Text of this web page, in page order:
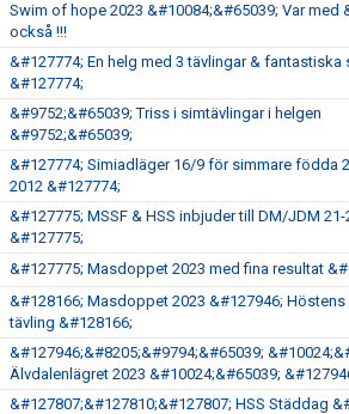
Swim of hope 2023 &#10084;&#65039; Var med
också !!!
&#127774; En helg med 3 tävlingar & fantastiska
&#127774;
&#9752;&#65039; Triss i simtävlingar i helgen
&#9752;&#65039;
&#127774; Simiadläger 16/9 för simmare födda
2012 &#127774;
&#127775; MSSF & HSS inbjuder till DM/JDM
&#127775;
&#127775; Masdoppet 2023 med fina resultat
&#128166; Masdoppet 2023 &#127946;
tävling &#128166;
&#127946;&#8205;&#9794;&#65039;
Älvdalenlägret 2023 &#10024;&#65039;
&#127807;&#127810;&#127807; HSS Städdag